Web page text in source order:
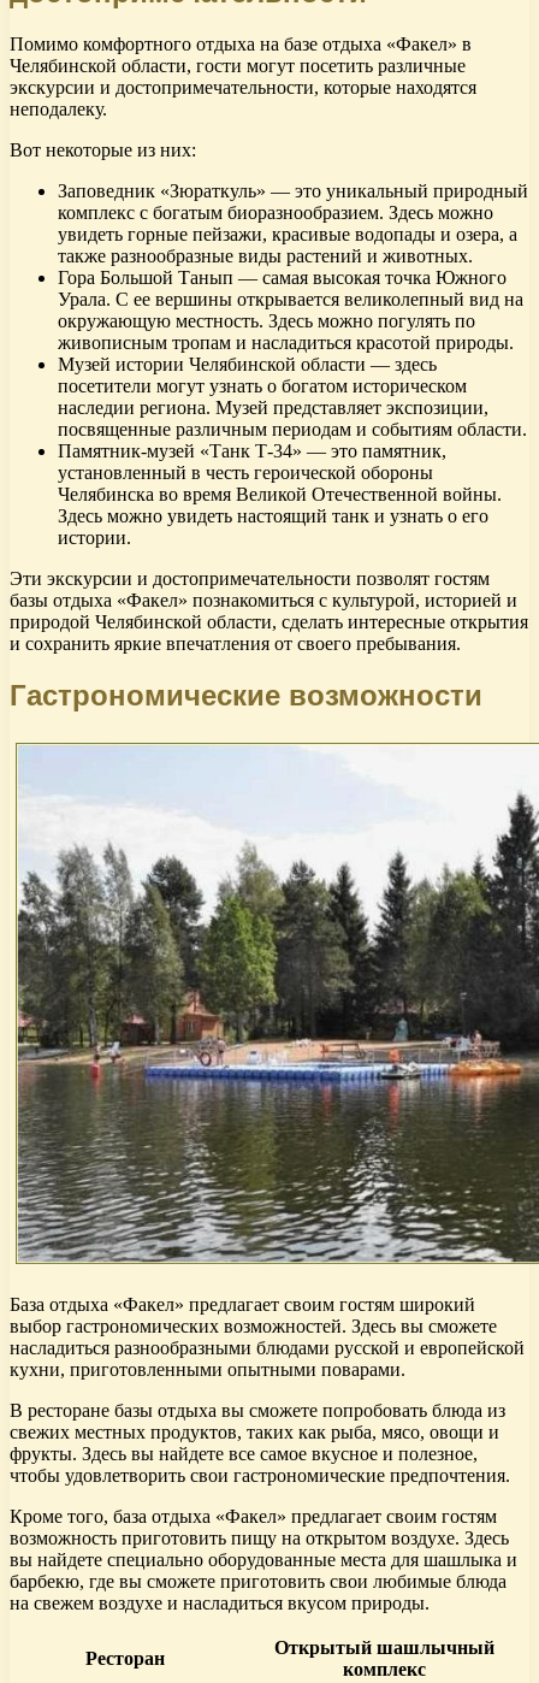
Помимо комфортного отдыха на базе отдыха «Факел» в
Челябинской области, гости могут посетить различные
экскурсии и достопримечательности, которые находятся
неподалеку.
Вот некоторые из них:
Заповедник «Зюраткуль» — это уникальный природный
комплекс с богатым биоразнообразием. Здесь можно
увидеть горные пейзажи, красивые водопады и озера, а
также разнообразные виды растений и животных.
Гора Большой Танып — самая высокая точка Южного
Урала. С ее вершины открывается великолепный вид на
окружающую местность. Здесь можно погулять по
живописным тропам и насладиться красотой природы.
Музей истории Челябинской области — здесь
посетители могут узнать о богатом историческом
наследии региона. Музей представляет экспозиции,
посвященные различным периодам и событиям области.
Памятник-музей «Танк Т-34» — это памятник,
установленный в честь героической обороны
Челябинска во время Великой Отечественной войны.
Здесь можно увидеть настоящий танк и узнать о его
истории.
Эти экскурсии и достопримечательности позволят гостям
базы отдыха «Факел» познакомиться с культурой, историей и
природой Челябинской области, сделать интересные открытия
и сохранить яркие впечатления от своего пребывания.
Гастрономические возможности
База отдыха «Факел» предлагает своим гостям широкий
выбор гастрономических возможностей. Здесь вы сможете
насладиться разнообразными блюдами русской и европейской
кухни, приготовленными опытными поварами.
В ресторане базы отдыха вы сможете попробовать блюда из
свежих местных продуктов, таких как рыба, мясо, овощи и
фрукты. Здесь вы найдете все самое вкусное и полезное,
чтобы удовлетворить свои гастрономические предпочтения.
Кроме того, база отдыха «Факел» предлагает своим гостям
возможность приготовить пищу на открытом воздухе. Здесь
вы найдете специально оборудованные места для шашлыка и
барбекю, где вы сможете приготовить свои любимые блюда
на свежем воздухе и насладиться вкусом природы.
Ресторан
Открытый шашлычный
комплекс